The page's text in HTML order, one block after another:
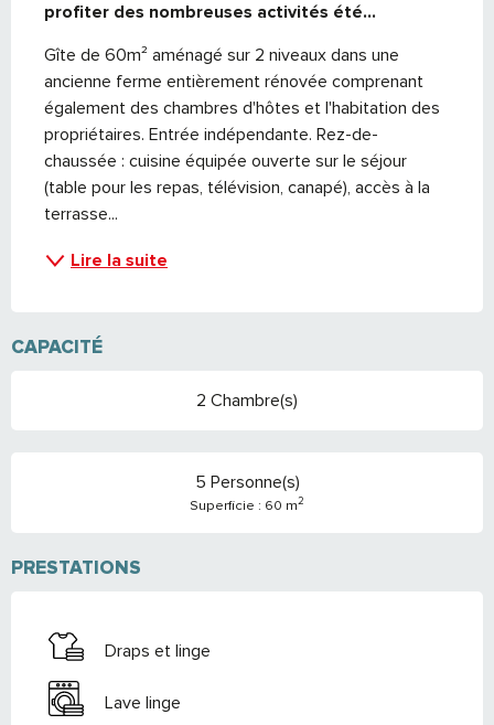
profiter des nombreuses activités été...
Gîte de 60m² aménagé sur 2 niveaux dans une
ancienne ferme entièrement rénovée comprenant
également des chambres d'hôtes et l'habitation des
propriétaires. Entrée indépendante. Rez-de-
chaussée : cuisine équipée ouverte sur le séjour
(table pour les repas, télévision, canapé), accès à la
terrasse...
Lire la suite
CAPACITÉ
2 Chambre(s)
5 Personne(s)
Superficie : 60 m2
PRESTATIONS
Draps et linge
Lave linge